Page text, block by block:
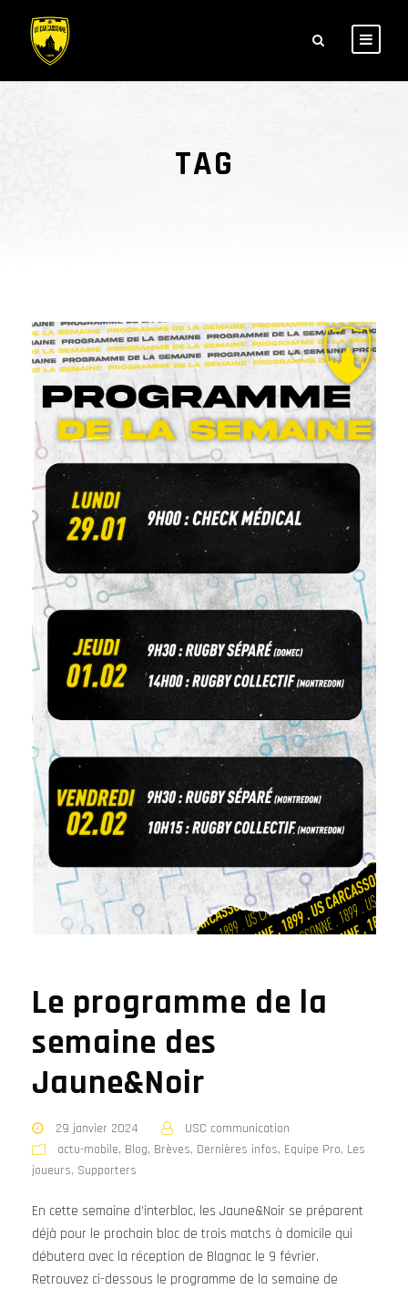
TAG
Le programme de la
semaine des
Jaune&Noir
29 janvier 2024
USC communication
actu-mobile, Blog, Brèves, Dernières infos, Equipe Pro, Les
joueurs, Supporters
En cette semaine d’interbloc, les Jaune&Noir se préparent
déjà pour le prochain bloc de trois matchs à domicile qui
débutera avec la réception de Blagnac le 9 février.
Retrouvez ci-dessous le programme de la semaine de